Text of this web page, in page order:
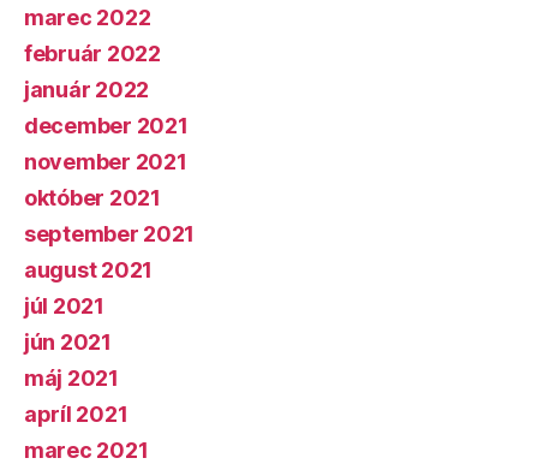
marec 2022
február 2022
január 2022
december 2021
november 2021
október 2021
september 2021
august 2021
júl 2021
jún 2021
máj 2021
apríl 2021
marec 2021